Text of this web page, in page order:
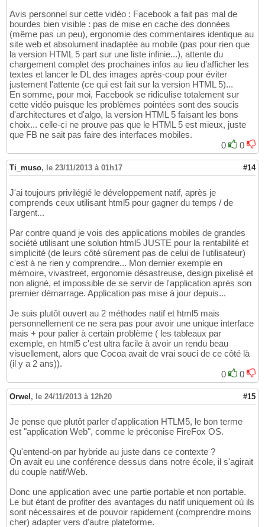
Avis personnel sur cette vidéo : Facebook a fait pas mal de
bourdes bien visible : pas de mise en cache des données
(même pas un peu), ergonomie des commentaires identique au
site web et absolument inadaptée au mobile (pas pour rien que
la version HTML 5 part sur une liste infinie...), attente du
chargement complet des prochaines infos au lieu d'afficher les
textes et lancer le DL des images après-coup pour éviter
justement l'attente (ce qui est fait sur la version HTML 5)...
En somme, pour moi, Facebook se ridiculise totalement sur
cette vidéo puisque les problèmes pointées sont des soucis
d'architectures et d'algo, la version HTML 5 faisant les bons
choix... celle-ci ne prouve pas que le HTML 5 est mieux, juste
que FB ne sait pas faire des interfaces mobiles.
0
0
Ti_muso, le 23/11/2013 à 01h17 #14
J'ai toujours privilégié le développement natif, après je
comprends ceux utilisant html5 pour gagner du temps / de
l'argent...
Par contre quand je vois des applications mobiles de grandes
société utilisant une solution html5 JUSTE pour la rentabilité et
simplicité (de leurs côté sûrement pas de celui de l'utilisateur)
c'est à ne rien y comprendre... Mon dernier exemple en
mémoire, vivastreet, ergonomie désastreuse, design pixelisé et
non aligné, et impossible de se servir de l'application après son
premier démarrage. Application pas mise à jour depuis...
Je suis plutôt ouvert au 2 méthodes natif et html5 mais
personnellement ce ne sera pas pour avoir une unique interface
mais + pour palier à certain problème ( les tableaux par
exemple, en html5 c'est ultra facile à avoir un rendu beau
visuellement, alors que Cocoa avait de vrai souci de ce côté là
(il y a 2 ans)).
0
0
Orwel , le 24/11/2013 à 12h20 #15
Je pense que plutôt parler d'application HTLM5, le bon terme
est "application Web", comme le préconise FireFox OS.
Qu'entend-on par hybride au juste dans ce contexte ?
On avait eu une conférence dessus dans notre école, il s'agirait
du couple natif/Web.
Donc une application avec une partie portable et non portable.
Le but étant de profiter des avantages du natif uniquement où ils
sont nécessaires et de pouvoir rapidement (comprendre moins
cher) adapter vers d'autre plateforme.